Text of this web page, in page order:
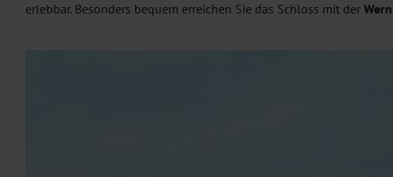
erlebbar. Besonders bequem erreichen Sie das Schloss mit der